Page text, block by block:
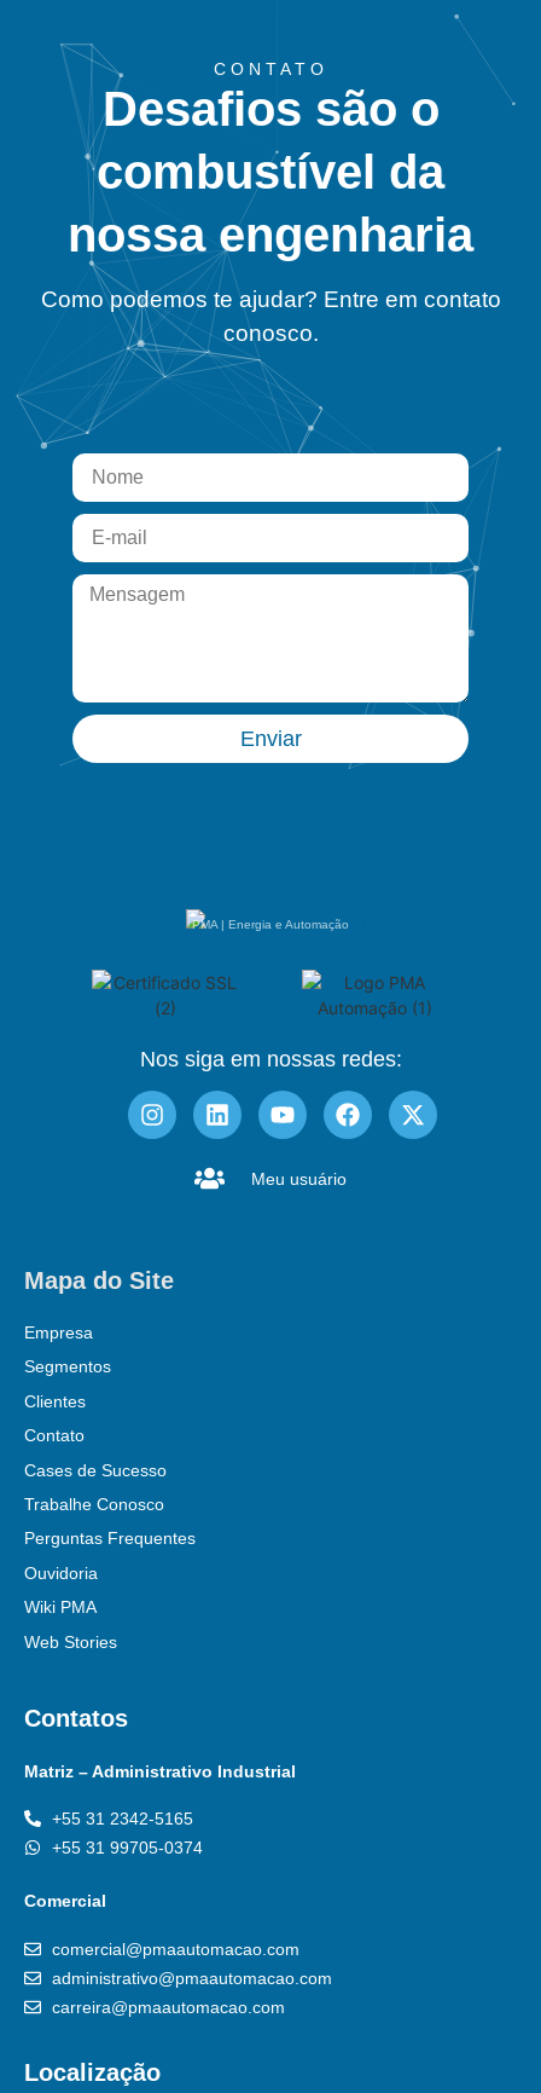
CONTATO
Desafios são o
combustível da
nossa engenharia
Como podemos te ajudar? Entre em contato
conosco.
Enviar
PMA | Energia e Automação
Nos siga em nossas redes:
Meu usuário
Mapa do Site
Empresa
Segmentos
Clientes
Contato
Cases de Sucesso
Trabalhe Conosco
Perguntas Frequentes
Ouvidoria
Wiki PMA
Web Stories
Contatos
Matriz – Administrativo Industrial
+55 31 2342-5165
+55 31 99705-0374
Comercial
comercial@pmaautomacao.com
administrativo@pmaautomacao.com
carreira@pmaautomacao.com
Localização